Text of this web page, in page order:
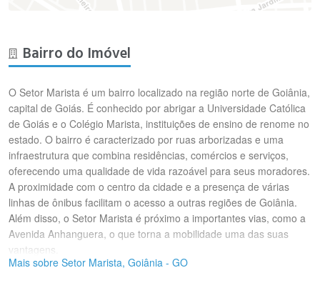
Bairro do Imóvel
O Setor Marista é um bairro localizado na região norte de Goiânia,
capital de Goiás. É conhecido por abrigar a Universidade Católica
de Goiás e o Colégio Marista, instituições de ensino de renome no
estado. O bairro é caracterizado por ruas arborizadas e uma
infraestrutura que combina residências, comércios e serviços,
oferecendo uma qualidade de vida razoável para seus moradores.
A proximidade com o centro da cidade e a presença de várias
linhas de ônibus facilitam o acesso a outras regiões de Goiânia.
Além disso, o Setor Marista é próximo a importantes vias, como a
Avenida Anhanguera, o que torna a mobilidade uma das suas
vantagens.
Mais sobre Setor Marista, Goiânia - GO